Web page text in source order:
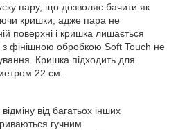
пару, що дозволяє бачити як
кришки, адже пара не
поверхні і кришка лишається
з фінішною обробкою Soft Touch не
Кришка підходить для
22 см.
від багатьох інших
гучним